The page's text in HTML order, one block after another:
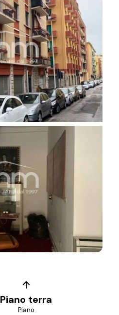
Piano terra
Piano